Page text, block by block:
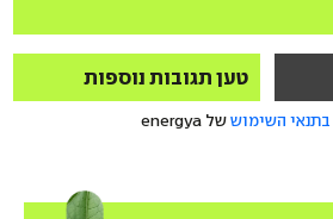
טען תגובות נוספות
בתנאי השימוששל energya